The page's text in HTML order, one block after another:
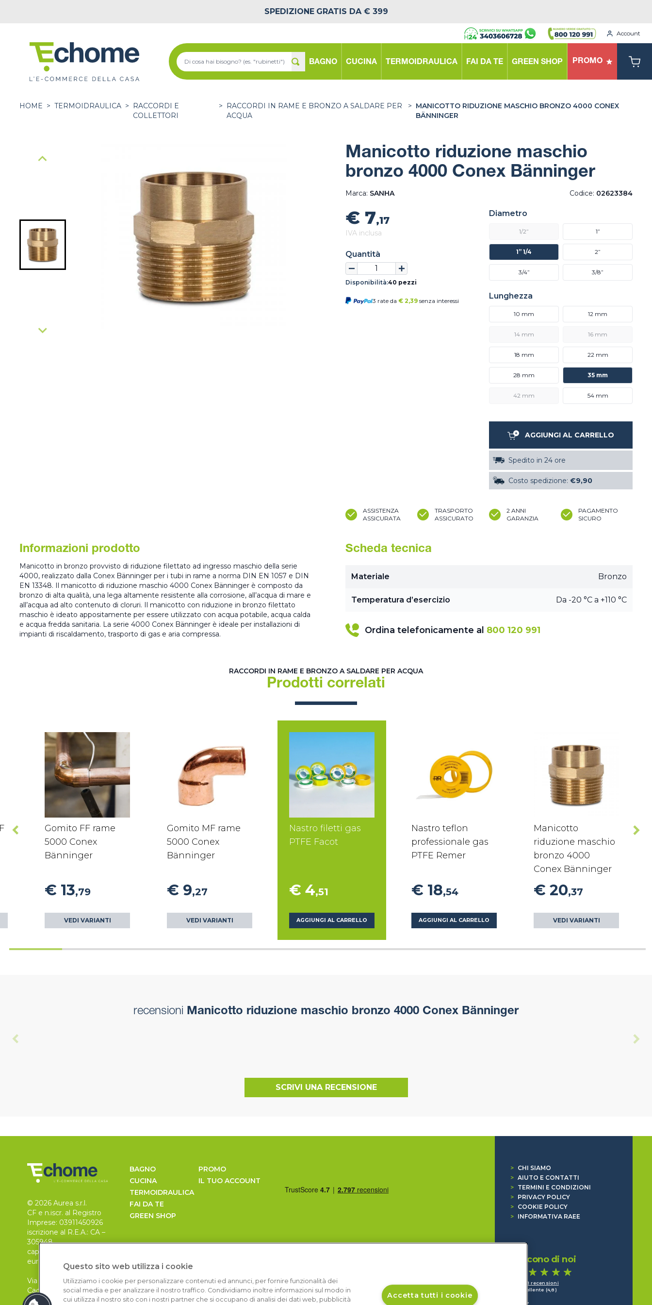
SPEDIZIONE GRATIS DA € 399
Account
BAGNO CUCINA TERMOIDRAULICA FAI DA TE GREEN SHOP PROMO
HOME > TERMOIDRAULICA >
RACCORDI E
COLLETTORI
>
RACCORDI IN RAME E BRONZO A SALDARE PER
ACQUA
> MANICOTTO RIDUZIONE MASCHIO BRONZO 4000 CONEX
BÄNNINGER
Manicotto riduzione maschio
bronzo 4000 Conex Bänninger
Marca: SANHA Codice: 02623384
€ 7,17
IVA inclusa
Quantità
Disponibilità:40 pezzi
3 rate da € 2,39 senza interessi
Diametro
1/2” 1”
1” 1/4 2”
3/4” 3/8”
Lunghezza
10 mm 12 mm
14 mm 16 mm
18 mm 22 mm
28 mm 35 mm
42 mm 54 mm
AGGIUNGI AL CARRELLO
Spedito in 24 ore
Costo spedizione: €9,90
ASSISTENZA
ASSICURATA
TRASPORTO
ASSICURATO
2 ANNI
GARANZIA
PAGAMENTO
SICURO
Informazioni prodotto
Manicotto in bronzo provvisto di riduzione filettato ad ingresso maschio della serie
4000, realizzato dalla Conex Bänninger per i tubi in rame a norma DIN EN 1057 e DIN
EN 13348. Il manicotto di riduzione maschio 4000 Conex Bänninger è composto da
bronzo di alta qualità, una lega altamente resistente alla corrosione, all’acqua di mare e
all’acqua ad alto contenuto di cloruri. Il manicotto con riduzione in bronzo filettato
maschio è ideato appositamente per essere utilizzato con acqua potabile, acqua calda
e acqua fredda sanitaria. La serie 4000 Conex Bänninger è ideale per installazioni di
impianti di riscaldamento, trasporto di gas e aria compressa.
Scheda tecnica
Materiale Bronzo
Temperatura d’esercizio Da -20 °C a +110 °C
Ordina telefonicamente al 800 120 991
RACCORDI IN RAME E BRONZO A SALDARE PER ACQUA
Prodotti correlati
Gomito FF rame
5000 Conex
Bänninger
€ 13,79
VEDI VARIANTI
Gomito MF rame
5000 Conex
Bänninger
€ 9,27
VEDI VARIANTI
Nastro filetti gas
PTFE Facot
€ 4,51
AGGIUNGI AL CARRELLO
Nastro teflon
professionale gas
PTFE Remer
€ 18,54
AGGIUNGI AL CARRELLO
Manicotto
riduzione maschio
bronzo 4000
Conex Bänninger
€ 20,37
VEDI VARIANTI
recensioni Manicotto riduzione maschio bronzo 4000 Conex Bänninger
SCRIVI UNA RECENSIONE
© 2026 Aurea s.r.l.
CF e n.iscr. al Registro
Imprese: 03911450926
iscrizione al R.E.A.: CA –
305948
capitale sociale 30.000
euro, i.v.
Via Pietro Leo n. 6
Cagliari
09129
BAGNO
CUCINA
TERMOIDRAULICA
FAI DA TE
GREEN SHOP
PROMO
IL TUO ACCOUNT
>
CHI SIAMO
> AIUTO E CONTATTI
>
TERMINI E CONDIZIONI
>
PRIVACY POLICY
>
COOKIE POLICY
>
INFORMATIVA RAEE
Dicono di noi
1.641 recensioni
Eccellente (4,8)
Questo sito web utilizza i cookie
Utilizziamo i cookie per personalizzare contenuti ed annunci, per fornire funzionalità dei
social media e per analizzare il nostro traffico. Condividiamo inoltre informazioni sul modo in
cui utilizza il nostro sito con i nostri partner che si occupano di analisi dei dati web, pubblicità
Accetta tutti i cookie